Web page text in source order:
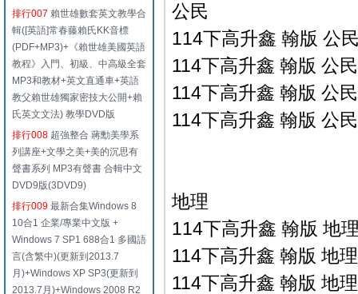
排行007 賴世雄數套英文教學合
輯([英語]常春藤賴氏KK音標
(PDF+MP3)+《賴世雄美國英語
教程》入門、初級、中高級全套
MP3和教材+英文直通車+英語
教父賴世雄獨家密技大公開+賴
氏英文文法) 教學DVD版
排行008 超強整合 蔣勳美學系
列講座+文學之美+美的沉思有
聲書系列 MP3有聲書 合輯中文
DVD9版(3DVD9)
排行009 最新合集Windows 8
10合1 企業/專業中文版 +
Windows 7 SP1 688合1 多國語
言(含繁中)(更新到2013.7
月)+Windows XP SP3(更新到
2013.7月)+Windows 2008 R2
公民
114下高升鑫 翰版 公
114下高升鑫 翰版 公
114下高升鑫 翰版 公
114下高升鑫 翰版 公
地理
114下高升鑫 翰版 地
114下高升鑫 翰版 地
114下高升鑫 翰版 地